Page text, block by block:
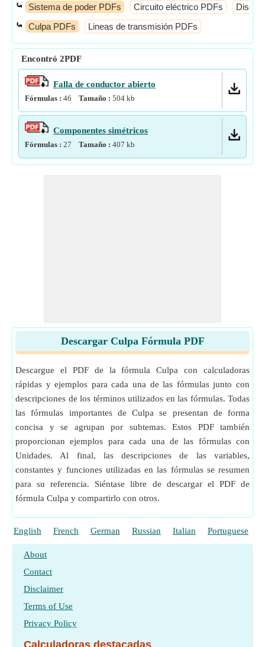
⤿ Sistema de poder PDFs Circuito eléctrico PDFs
⤿ Culpa PDFs Lineas de transmisión PDFs
Encontró 2PDF
Falla de conductor abierto
Fórmulas : 46 Tamaño : 504 kb
Componentes simétricos
Fórmulas : 27 Tamaño : 407 kb
Descargar Culpa Fórmula PDF
Descargue el PDF de la fórmula Culpa con calculadoras
rápidas y ejemplos para cada una de las fórmulas junto con
descripciones de los términos utilizados en las fórmulas. Todas
las fórmulas importantes de Culpa se presentan de forma
concisa y se agrupan por subtemas. Estos PDF también
proporcionan ejemplos para cada una de las fórmulas con
Unidades. Al final, las descripciones de las variables,
constantes y funciones utilizadas en las fórmulas se resumen
para su referencia. Siéntase libre de descargar el PDF de
fórmula Culpa y compartirlo con otros.
English French German Russian Italian Portuguese
About
Contact
Disclaimer
Terms of Use
Privacy Policy
Calculadoras destacadas